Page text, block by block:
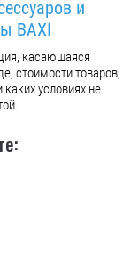
и
BAXI
касающаяся
стоимости товаров,
условиях не